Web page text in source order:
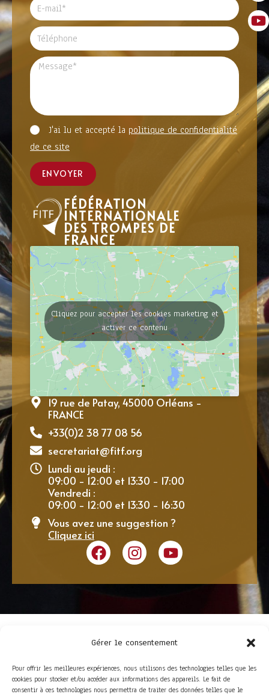
Gérer le consentement
Pour offrir les meilleures expériences, nous utilisons des technologies telles que les
cookies pour stocker et/ou accéder aux informations des appareils. Le fait de
consentir à ces technologies nous permettra de traiter des données telles que le
J'ai lu et accepté la politique de confidentialité
de ce site
ENVOYER
FÉDÉRATION
INTERNATIONALE
DES TROMPES DE
FRANCE
Cliquez pour accepter les cookies marketing et
activer ce contenu
19 rue de Patay, 45000 Orléans -
FRANCE
+33(0)2 38 77 08 56
secretariat@fitf.org
Lundi au jeudi :
09:00 - 12:00 et 13:30 - 17:00
Vendredi :
09:00 - 12:00 et 13:30 - 16:30
Vous avez une suggestion ?
Cliquez ici